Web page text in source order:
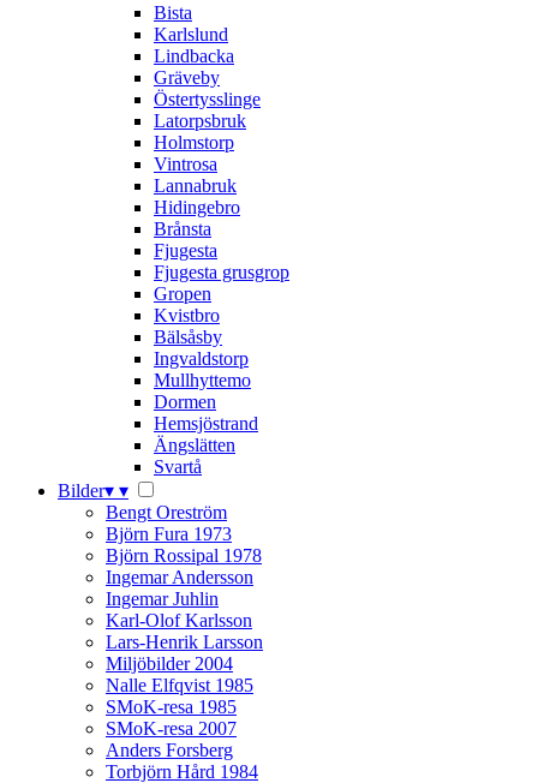
Bista
Karlslund
Lindbacka
Gräveby
Östertysslinge
Latorpsbruk
Holmstorp
Vintrosa
Lannabruk
Hidingebro
Brånsta
Fjugesta
Fjugesta grusgrop
Gropen
Kvistbro
Bälsåsby
Ingvaldstorp
Mullhyttemo
Dormen
Hemsjöstrand
Ängslätten
Svartå
Bilder▾ ▾
Bengt Oreström
Björn Fura 1973
Björn Rossipal 1978
Ingemar Andersson
Ingemar Juhlin
Karl-Olof Karlsson
Lars-Henrik Larsson
Miljöbilder 2004
Nalle Elfqvist 1985
SMoK-resa 1985
SMoK-resa 2007
Anders Forsberg
Torbjörn Hård 1984